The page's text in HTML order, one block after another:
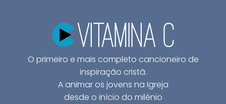
O primeiro e mais completo cancioneiro de
inspiração cristã.
A animar os jovens na Igreja
desde o início do milénio